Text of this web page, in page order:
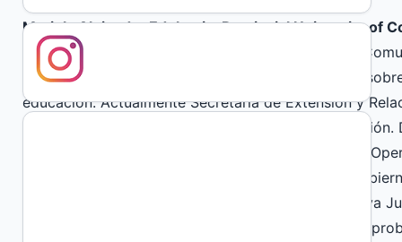
Mariela Alejandra Edelstein, Provincial University of
Profesora de Enseñanza Primaria y Licenciada en
Córdoba (UNC), formación de posgrado en curso
educación. Actualmente Secretaria de Extensión y
de Córdoba (UPC) A cargo del área de
año 2016 a cargo de la Dirección de Coordinación
Secretaría de Niñez, Adolescencia y Familia del
nivel primario por concurso titular, en Escuela Nueva
mayor jerarquía. Formación continua focalizada en